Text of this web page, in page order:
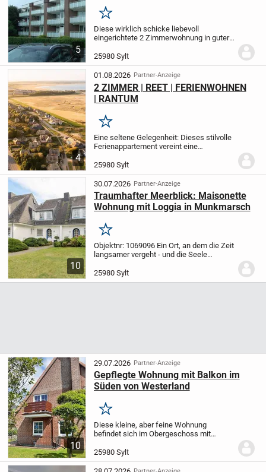
5
von Westerland
Merken
Diese wirklich schicke liebevoll
eingerichtete 2 Zimmerwohnung in guter
bietet:- 2 Zimmer (Wohnzimmer mit
großem!!! Balkon + Schlafzimmer )-
huebsche Küche mit...
25980 Sylt
4
01.08.2026 Partner-Anzeige
2 ZIMMER | REET | FERIENWOHNEN
| RANTUM
Merken
Eine seltene Gelegenheit: Dieses stilvolle
Ferienappartement vereint eine
langjährige Vermietungshistorie mit
Stammgästen und eine hochwertige
Bauweise aus dem Jahr...
25980 Sylt
10
30.07.2026 Partner-Anzeige
Traumhafter Meerblick: Maisonette
Wohnung mit Loggia in Munkmarsch
Merken
Objektnr: 1069096 Ein Ort, an dem die Zeit
langsamer vergeht - und die Seele
Munkmarsch, einem der charmantesten
Orte Sylts, liegt diese bezaubernde...
25980 Sylt
10
29.07.2026 Partner-Anzeige
Gepflegte Wohnung mit Balkon im
Süden von Westerland
Merken
Diese kleine, aber feine Wohnung
befindet sich im Obergeschoss mit
ruhig gelegenen Haus mit sieben
Wohneinheiten am Ende einer
Sackgasse. Im geräumigen...
25980 Sylt